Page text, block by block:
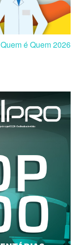
Quem é Quem 2026